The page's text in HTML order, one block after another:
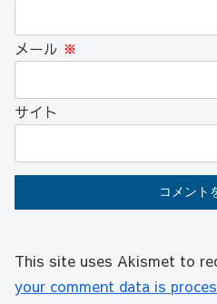
メール ※
サイト
This site uses Akismet to
your comment data is